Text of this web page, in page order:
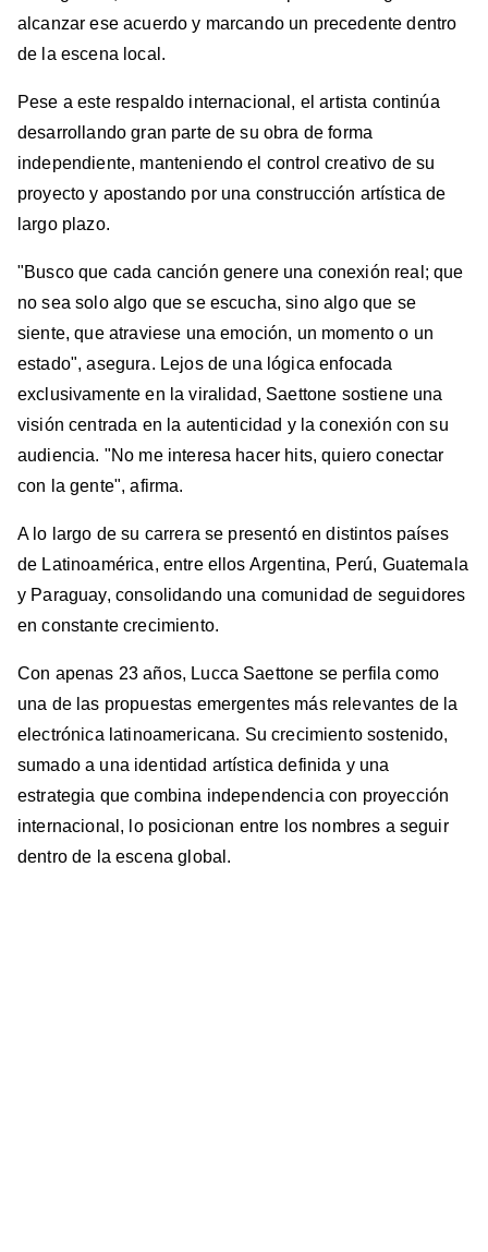
alcanzar ese acuerdo y marcando un precedente dentro
de la escena local.
Pese a este respaldo internacional, el artista continúa
desarrollando gran parte de su obra de forma
independiente, manteniendo el control creativo de su
proyecto y apostando por una construcción artística de
largo plazo.
"Busco que cada canción genere una conexión real; que
no sea solo algo que se escucha, sino algo que se
siente, que atraviese una emoción, un momento o un
estado", asegura. Lejos de una lógica enfocada
exclusivamente en la viralidad, Saettone sostiene una
visión centrada en la autenticidad y la conexión con su
audiencia. "No me interesa hacer hits, quiero conectar
con la gente", afirma.
A lo largo de su carrera se presentó en distintos países
de Latinoamérica, entre ellos Argentina, Perú, Guatemala
y Paraguay, consolidando una comunidad de seguidores
en constante crecimiento.
Con apenas 23 años, Lucca Saettone se perfila como
una de las propuestas emergentes más relevantes de la
electrónica latinoamericana. Su crecimiento sostenido,
sumado a una identidad artística definida y una
estrategia que combina independencia con proyección
internacional, lo posicionan entre los nombres a seguir
dentro de la escena global.